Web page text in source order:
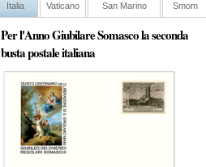
Italia Vaticano San Marino Smom
Per l'Anno Giubilare Somasco la seconda
busta postale italiana